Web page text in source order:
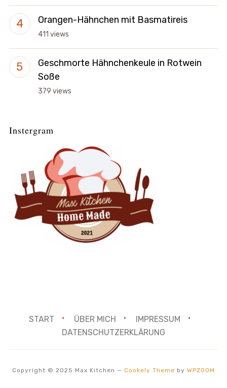
Orangen-Hähnchen mit Basmatireis
411 views
Geschmorte Hähnchenkeule in Rotwein
Soße
379 views
Instergram
START ÜBER MICH
IMPRESSUM
DATENSCHUTZERKLÄRUNG
Copyright © 2025 Max Kitchen — Cookely Theme by WPZOOM